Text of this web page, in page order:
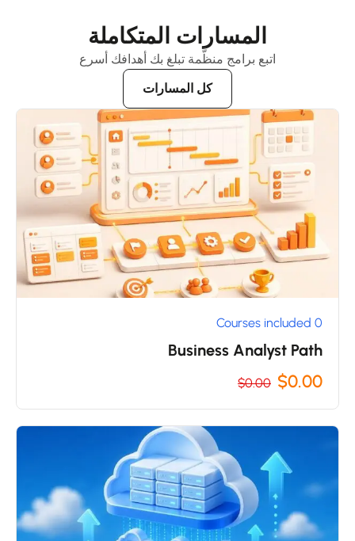
المسارات المتكاملة
اتبع برامج منظَّمة تبلغ بك أهدافك أسرع
كل المسارات
0 Courses included
Business Analyst Path
$0.00 $0.00